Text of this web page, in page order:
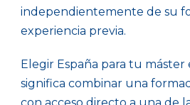
independientemente de su
experiencia previa.
Elegir España para tu máster
significa combinar una
con acceso directo a una de